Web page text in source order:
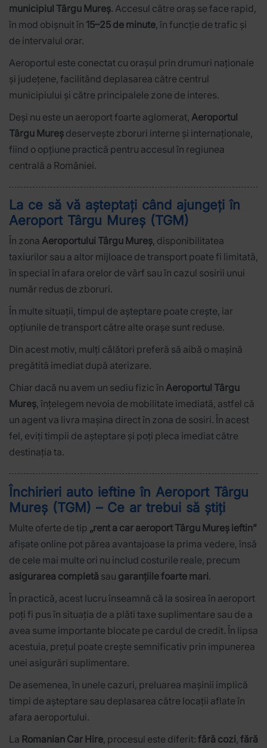
municipiul Târgu Mureș. Accesul către oraș se face rapid,
în mod obișnuit în 15–25 de minute, în funcție de trafic și
de intervalul orar.
Aeroportul este conectat cu orașul prin drumuri naționale
și județene, facilitând deplasarea către centrul
municipiului și către principalele zone de interes.
Deși nu este un aeroport foarte aglomerat, Aeroportul
Târgu Mureș deservește zboruri interne și internaționale,
fiind o opțiune practică pentru accesul în regiunea
centrală a României.
La ce să vă așteptați când ajungeți în
Aeroport Târgu Mureș (TGM)
În zona Aeroportului Târgu Mureș, disponibilitatea
taxiurilor sau a altor mijloace de transport poate fi limitată,
în special în afara orelor de vârf sau în cazul sosirii unui
număr redus de zboruri.
În multe situații, timpul de așteptare poate crește, iar
opțiunile de transport către alte orașe sunt reduse.
Din acest motiv, mulți călători preferă să aibă o mașină
pregătită imediat după aterizare.
Chiar dacă nu avem un sediu fizic în Aeroportul Târgu
Mureș, înțelegem nevoia de mobilitate imediată, astfel că
un agent va livra mașina direct în zona de sosiri. În acest
fel, eviți timpii de așteptare și poți pleca imediat către
destinația ta.
Închirieri auto ieftine în Aeroport Târgu
Mureș (TGM) – Ce ar trebui să știți
Multe oferte de tip „rent a car aeroport Târgu Mureș ieftin”
afișate online pot părea avantajoase la prima vedere, însă
de cele mai multe ori nu includ costurile reale, precum
asigurarea completă sau garanțiile foarte mari.
În practică, acest lucru înseamnă că la sosirea în aeroport
poți fi pus în situația de a plăti taxe suplimentare sau de a
avea sume importante blocate pe cardul de credit. În lipsa
acestuia, prețul poate crește semnificativ prin impunerea
unei asigurări suplimentare.
De asemenea, în unele cazuri, preluarea mașinii implică
timpi de așteptare sau deplasarea către locații aflate în
afara aeroportului.
La Romanian Car Hire, procesul este diferit: fără cozi, fără